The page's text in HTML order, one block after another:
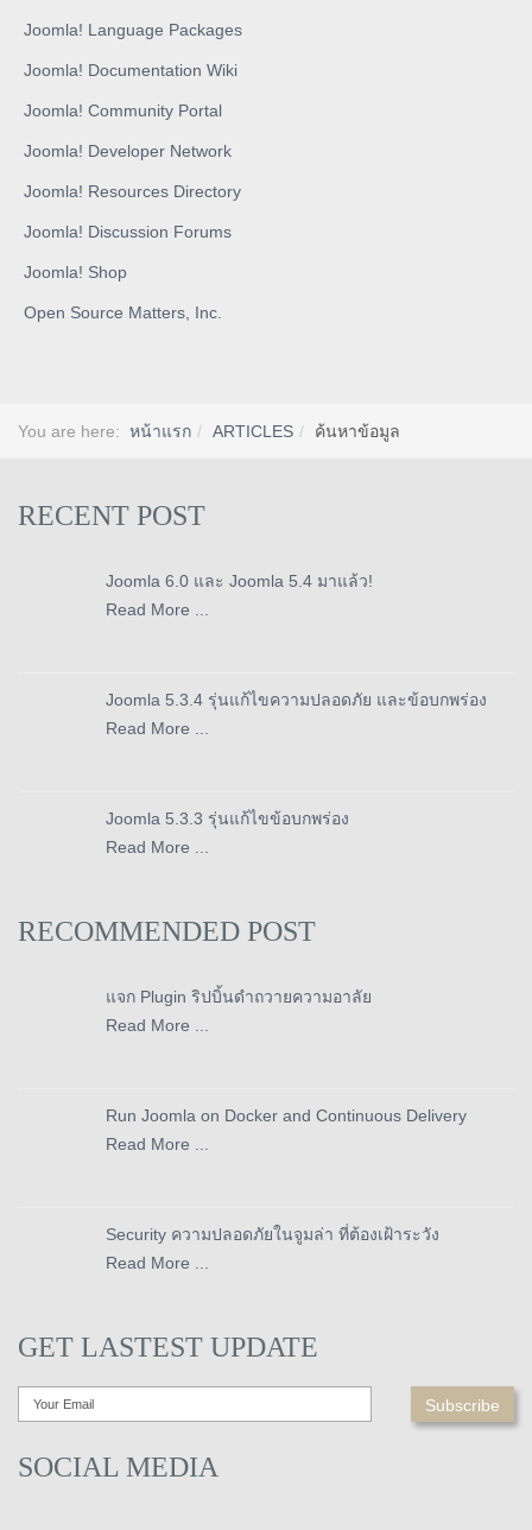
Joomla! Language Packages
Joomla! Documentation Wiki
Joomla! Community Portal
Joomla! Developer Network
Joomla! Resources Directory
Joomla! Discussion Forums
Joomla! Shop
Open Source Matters, Inc.
You are here: หน้าแรก ARTICLES ค้นหาข้อมูล
RECENT POST
Joomla 6.0 และ Joomla 5.4 มาแล้ว!
Read More ...
Joomla 5.3.4 รุ่นแก้ไขความปลอดภัย และข้อบกพร่อง
Read More ...
Joomla 5.3.3 รุ่นแก้ไขข้อบกพร่อง
Read More ...
RECOMMENDED POST
แจก Plugin ริปบิ้นดำถวายความอาลัย
Read More ...
Run Joomla on Docker and Continuous Delivery
Read More ...
Security ความปลอดภัยในจูมล่า ที่ต้องเฝ้าระวัง
Read More ...
GET LASTEST UPDATE
SOCIAL MEDIA